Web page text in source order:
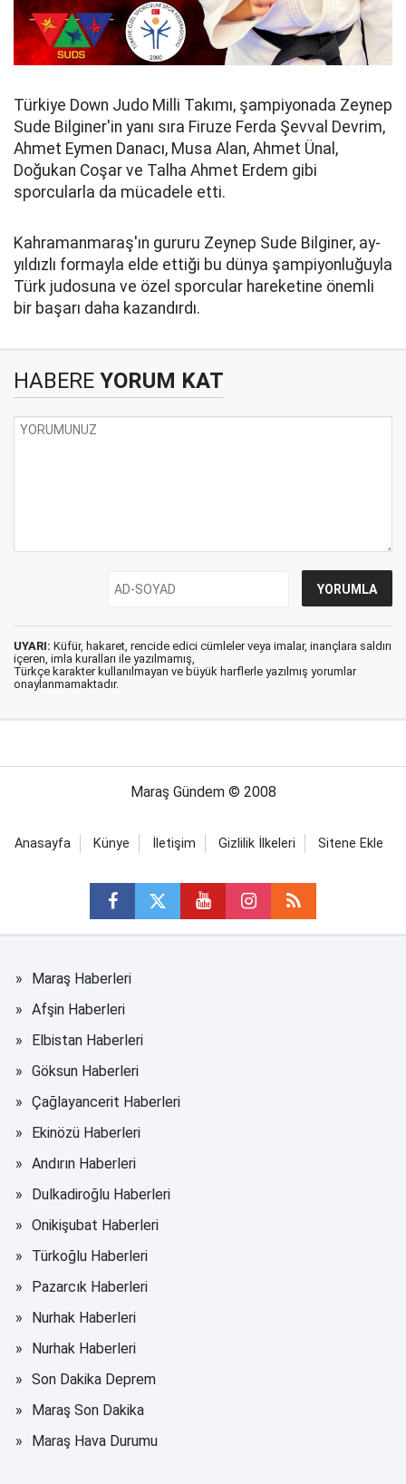
Türkiye Down Judo Milli Takımı, şampiyonada Zeynep
Sude Bilginer'in yanı sıra Firuze Ferda Şevval Devrim,
Ahmet Eymen Danacı, Musa Alan, Ahmet Ünal,
Doğukan Coşar ve Talha Ahmet Erdem gibi
sporcularla da mücadele etti.
Kahramanmaraş'ın gururu Zeynep Sude Bilginer, ay-
yıldızlı formayla elde ettiği bu dünya şampiyonluğuyla
Türk judosuna ve özel sporcular hareketine önemli
bir başarı daha kazandırdı.
HABERE YORUM KAT
UYARI: Küfür, hakaret, rencide edici cümleler veya imalar, inançlara saldırı
içeren, imla kuralları ile yazılmamış,
Türkçe karakter kullanılmayan ve büyük harflerle yazılmış yorumlar
onaylanmamaktadır.
Maraş Gündem © 2008
Anasayfa Künye İletişim Gizlilik İlkeleri Sitene Ekle
Maraş Haberleri
Afşin Haberleri
Elbistan Haberleri
Göksun Haberleri
Çağlayancerit Haberleri
Ekinözü Haberleri
Andırın Haberleri
Dulkadiroğlu Haberleri
Onikişubat Haberleri
Türkoğlu Haberleri
Pazarcık Haberleri
Nurhak Haberleri
Nurhak Haberleri
Son Dakika Deprem
Maraş Son Dakika
Maraş Hava Durumu